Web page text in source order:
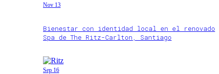
Nov 13
Bienestar con identidad local en el renovado
Spa de The Ritz-Carlton, Santiago
Sep 16